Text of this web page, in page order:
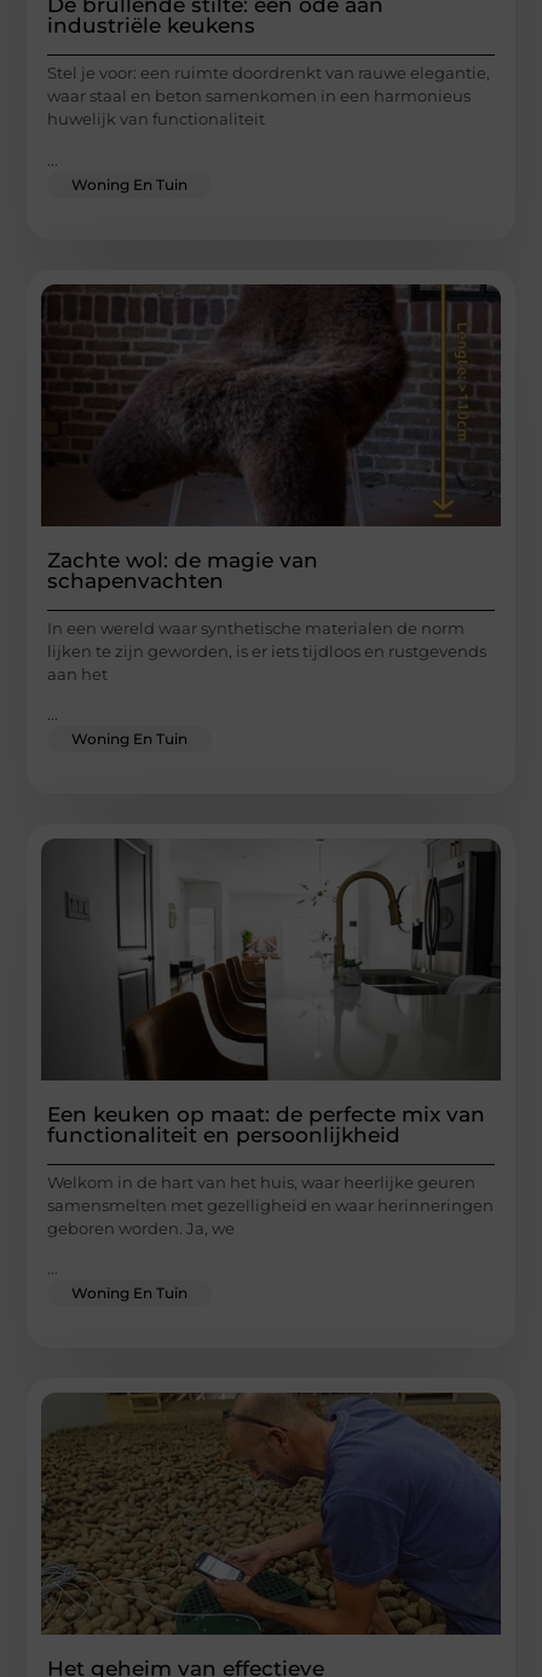
De brullende stilte: een ode aan
industriële keukens
Stel je voor: een ruimte doordrenkt van rauwe elegantie,
waar staal en beton samenkomen in een harmonieus
huwelijk van functionaliteit
Woning En Tuin
Zachte wol: de magie van
schapenvachten
In een wereld waar synthetische materialen de norm
lijken te zijn geworden, is er iets tijdloos en rustgevends
aan het
Woning En Tuin
Een keuken op maat: de perfecte mix van
functionaliteit en persoonlijkheid
Welkom in de hart van het huis, waar heerlijke geuren
samensmelten met gezelligheid en waar herinneringen
geboren worden. Ja, we
...
Woning En Tuin
Het geheim van effectieve